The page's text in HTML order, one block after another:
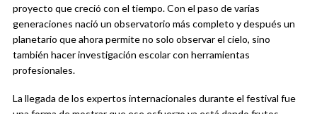
proyecto que creció con el tiempo. Con el paso de varias
generaciones nació un observatorio más completo y después un
planetario que ahora permite no solo observar el cielo, sino
también hacer investigación escolar con herramientas
profesionales.
La llegada de los expertos internacionales durante el festival fue